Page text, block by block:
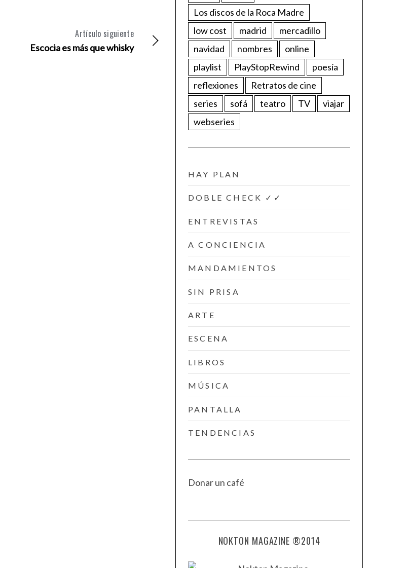
Artículo siguiente
Escocia es más que whisky
Los discos de la Roca Madre
low cost
madrid
mercadillo
navidad
nombres
online
playlist
PlayStopRewind
poesía
reflexiones
Retratos de cine
series
sofá teatro TV
viajar
webseries
HAY PLAN
DOBLE CHECK ✓✓
ENTREVISTAS
A CONCIENCIA
MANDAMIENTOS
SIN PRISA
ARTE
ESCENA
LIBROS
MÚSICA
PANTALLA
TENDENCIAS
Donar un café
NOKTON MAGAZINE ®2014